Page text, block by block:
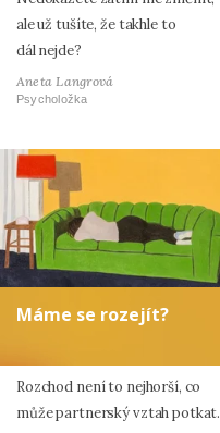
ale už tušíte, že takhle to
dál nejde?
Aneta Langrová
Psycholožka
Máme se rozejít?
Rozchod není to nejhorší, co
může partnerský vztah potkat.